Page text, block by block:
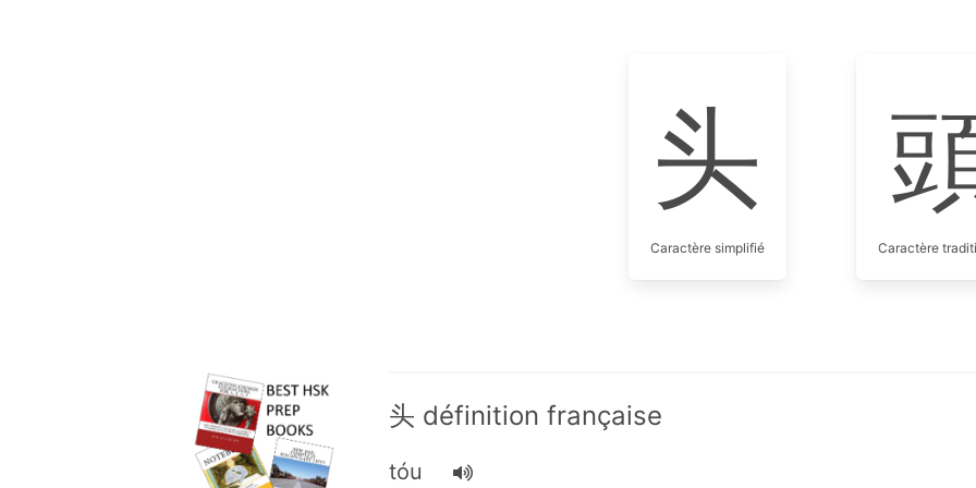
头
Caractère simplifié Caractère
头 définition française
tóu